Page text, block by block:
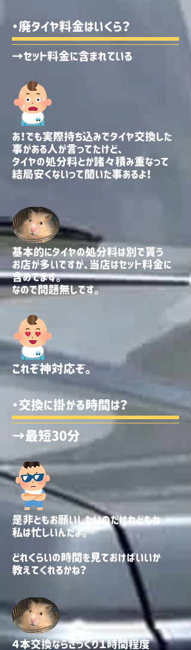
・廃タイヤ料金はいくら？
→セット料金に含まれている
あ！でも実際持ち込みでタイヤ交換した
事がある人が言ってたけど、
タイヤの処分料とか諸々積み重なって
​結局安くないって聞いた事あるよ！
基本的にタイヤの処分料は別で貰う
お店が多いですが​、当店はセット料金に
含めてます。
​なので問題無しです。
これぞ神対応ぞ。
・交換に掛かる時間は？
→最短30分
是非ともお願いしたいのだけれどもね
私は忙しいんだよ。
どれくらいの時間を見ておけばいいか
​教えてくれるかね？
４本交換ならざっくり１時間程度